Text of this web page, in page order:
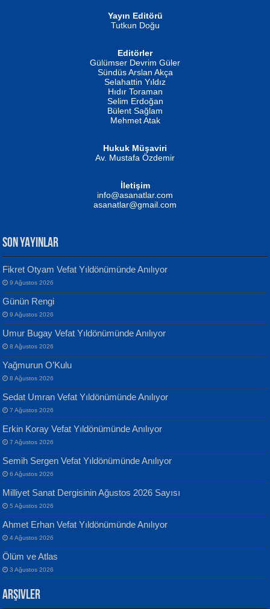
İSMAİL OKUTAN
Erkeklerin Kahrolması Ne Demektir
MUSTAFA KELOĞLU
Yarına İz Bırakmak...
ATİLLA ÖZEN
Sultan Olmadan Önce Eyüp...
EKREM KARABABA
Evvel Zaman Tanrıçası...
Yılmaz Ekinci
Geceye Söylenen...
Banu Sancak
Defterimden İçeri...
İsmail Aydos
İnkisar...
Yayın Editörü
Tutkun Doğu
Editörler
Gülümser Devrim Güler
Sündüs Arslan Akça
Selahattin Yıldız
Hıdır Toraman
Selim Erdoğan
Bülent Sağlam
Mehmet Atak
Hukuk Müşaviri
Av. Mustafa Özdemir
İletişim
info@asanatlar.com
asanatlar@gmail.com
SON YAYINLAR
Fikret Otyam Vefat Yıldönümünde Anılıyor
9 Ağustos 2026
Günün Rengi
9 Ağustos 2026
Umur Bugay Vefat Yıldönümünde Anılıyor
8 Ağustos 2026
Yağmurun O’Kulu
8 Ağustos 2026
Sedat Umran Vefat Yıldönümünde Anılıyor
7 Ağustos 2026
Erkin Koray Vefat Yıldönümünde Anılıyor
7 Ağustos 2026
Semih Sergen Vefat Yıldönümünde Anılıyor
6 Ağustos 2026
Milliyet Sanat Dergisinin Ağustos 2026 Sayısı
5 Ağustos 2026
Ahmet Erhan Vefat Yıldönümünde Anılıyor
4 Ağustos 2026
Ölüm ve Atlas
3 Ağustos 2026
Arşivler